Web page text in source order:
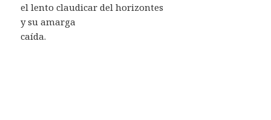
el lento claudicar del horizontes
y su amarga
caída.